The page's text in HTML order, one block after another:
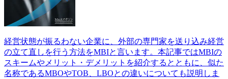
経営状態が振るわない企業に、外部の専門家を送り込み経営
の立て直しを行う方法をMBIと言います。本記事ではMBIの
スキームやメリット・デメリットを紹介するとともに、似た
名称であるMBOやTOB、LBOとの違いについても説明しま